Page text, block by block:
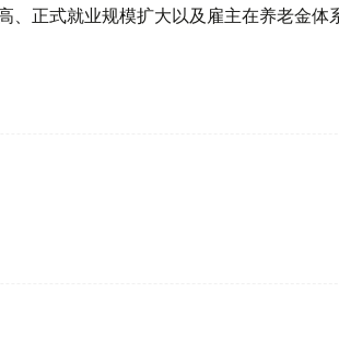
、正式就业规模扩大以及雇主在养老金体